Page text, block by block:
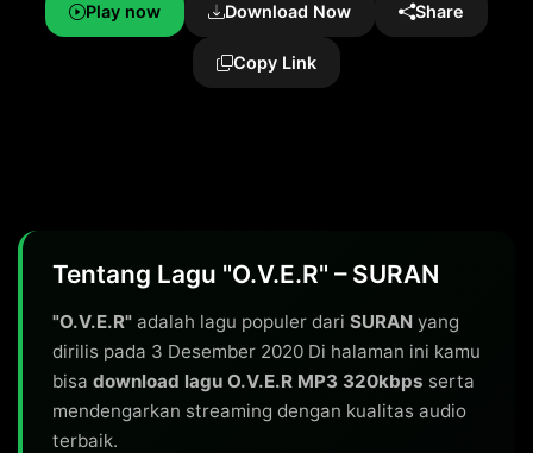
Play now Download Now Share
Copy Link
Tentang Lagu "O.V.E.R" – SURAN
"O.V.E.R" adalah lagu populer dari SURAN yang
dirilis pada 3 Desember 2020 Di halaman ini kamu
bisa download lagu O.V.E.R MP3 320kbps serta
mendengarkan streaming dengan kualitas audio
terbaik.